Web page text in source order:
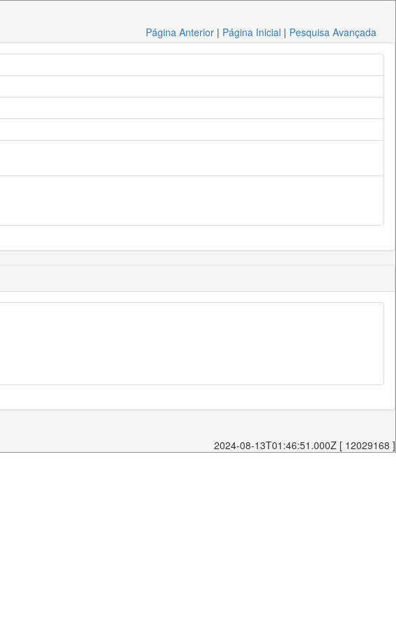
Página Anterior | Página Inicial | Pesquisa Avançada
2024-08-13T01:46:51.000Z [ 12029168 ]